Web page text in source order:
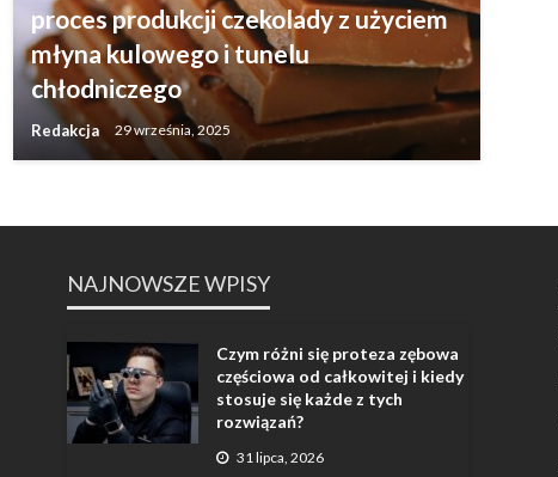
proces produkcji czekolady z użyciem
młyna kulowego i tunelu
chłodniczego
Redakcja 29 września, 2025
NAJNOWSZE WPISY
Czym różni się proteza zębowa
częściowa od całkowitej i kiedy
stosuje się każde z tych
rozwiązań?
31 lipca, 2026